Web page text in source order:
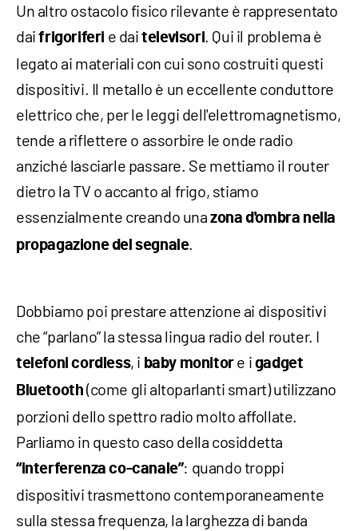
Un altro ostacolo fisico rilevante è rappresentato
daifrigoriferi e daitelevisori. Qui il problema è
legato ai materiali con cui sono costruiti questi
dispositivi. Il metallo è un eccellente conduttore
elettrico che, per le leggi dell'elettromagnetismo,
tende a riflettere o assorbire le onde radio
anziché lasciarle passare. Se mettiamo il router
dietro la TV o accanto al frigo, stiamo
essenzialmente creando unazona d'ombra nella
propagazione del segnale.
Dobbiamo poi prestare attenzione ai dispositivi
che “parlano” la stessa lingua radio del router. I
telefoni cordless, i baby monitore i gadget
Bluetooth (come gli altoparlanti smart) utilizzano
porzioni dello spettro radio molto affollate.
Parliamo in questo caso della cosiddetta
“interferenza co-canale”: quando troppi
dispositivi trasmettono contemporaneamente
sulla stessa frequenza, la larghezza di banda